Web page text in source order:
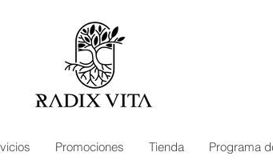
Promociones Tienda Programa